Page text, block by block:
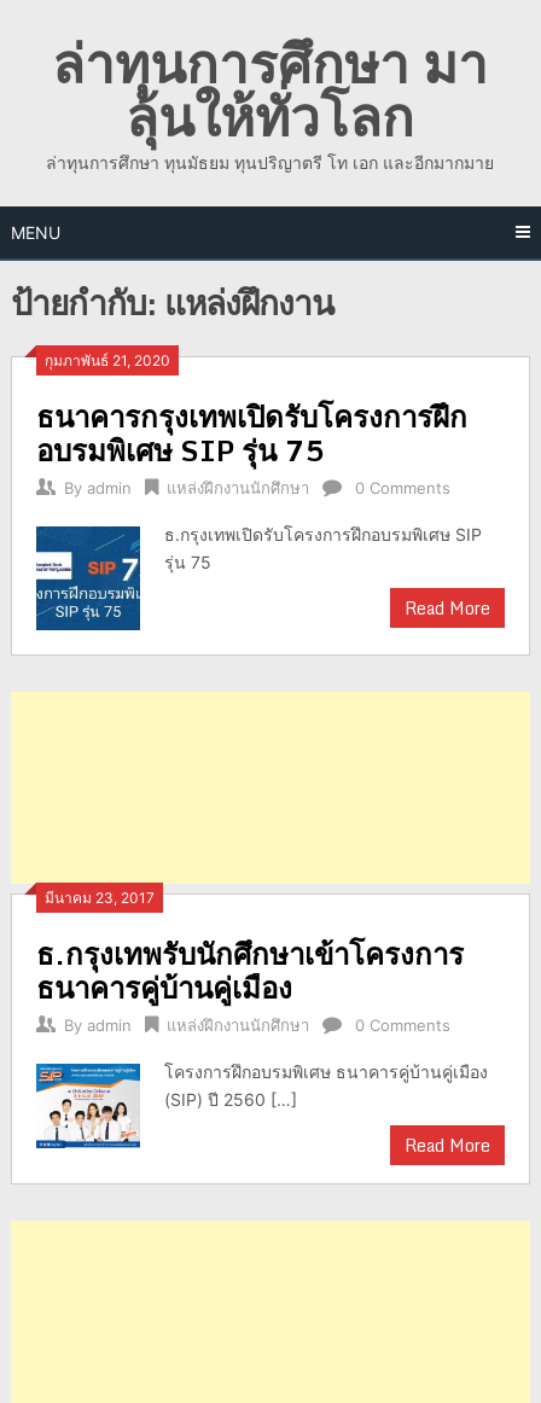
contentล่าทุนการศึกษา มา
ลุ้นให้ทั่วโลก
ล่าทุนการศึกษา ทุนมัธยม ทุนปริญาตรี โท เอก และอีกมากมาย
MENU
ป้ายกำกับ: แหล่งฝึกงาน
กุมภาพันธ์ 21, 2020
ธนาคารกรุงเทพเปิดรับโครงการฝึก
อบรมพิเศษ SIP รุ่น 75
By admin แหล่งฝึกงานนักศึกษา 0 Comments
ธ.กรุงเทพเปิดรับโครงการฝึกอบรมพิเศษ SIP
รุ่น 75
Read More
มีนาคม 23, 2017
ธ.กรุงเทพรับนักศึกษาเข้าโครงการ
ธนาคารคู่บ้านคู่เมือง
By admin แหล่งฝึกงานนักศึกษา 0 Comments
โครงการฝึกอบรมพิเศษ ธนาคารคู่บ้านคู่เมือง
(SIP) ปี 2560 […]
Read More